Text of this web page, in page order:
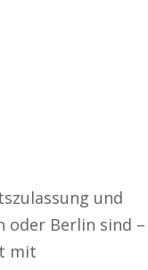
und
oder Berlin sind –
mit